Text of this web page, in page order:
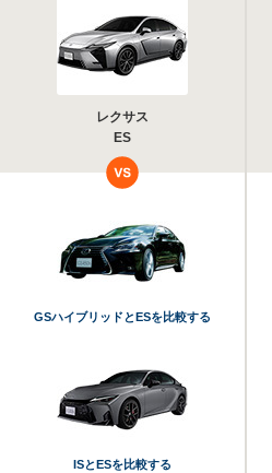
レクサス
ES
GSハイブリッドとESを比較する
ISとESを比較する